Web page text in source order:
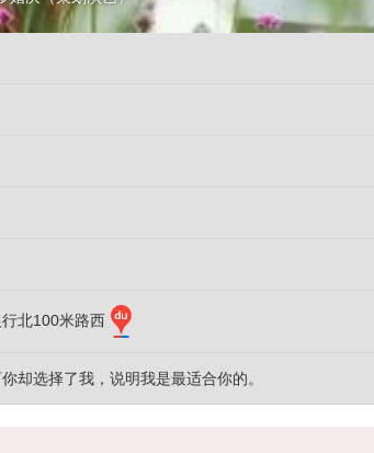
北100米路西
却选择了我，说明我是最适合你的。